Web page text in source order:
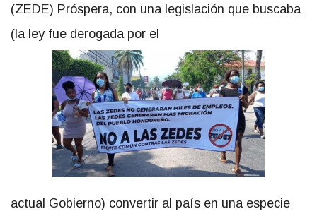
(ZEDE) Próspera, con una legislación que buscaba
(la ley fue derogada por el
actual Gobierno) convertir al país en una especie